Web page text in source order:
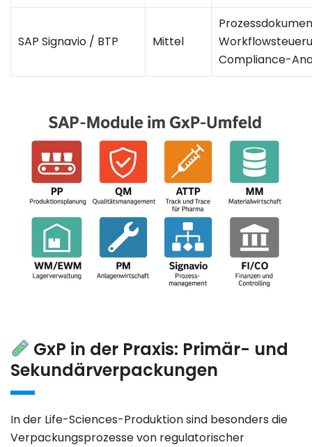
SAP Signavio / BTP Mittel
Compliance-
GxP in der Praxis: Primär- und
Sekundärverpackungen
In der Life-Sciences-Produktion sind besonders die
Verpackungsprozessevon regulatorischer